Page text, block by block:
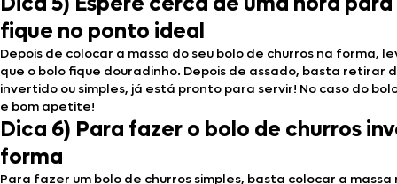
fique no ponto ideal
Depois de colocar a massa do seu bolo de churros na forma,
que o bolo fique douradinho. Depois de assado, basta
invertido ou simples, já está pronto para servir! No caso do
e bom apetite!
Dica 6) Para fazer o bolo de churros
forma
Para fazer um bolo de churros simples, basta colocar a